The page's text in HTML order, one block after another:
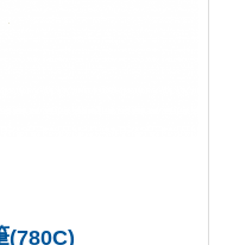
(780C)